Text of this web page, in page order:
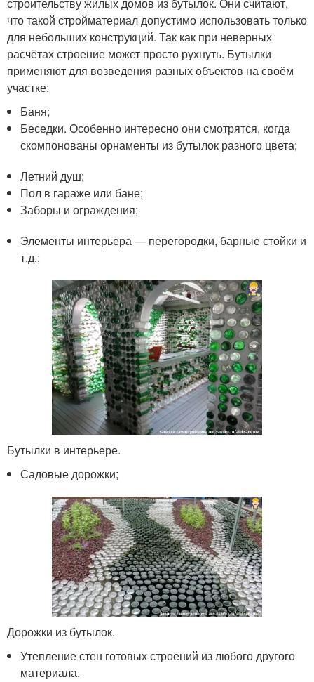
что такой стройматериал допустимо использовать только
для небольших конструкций. Так как при неверных
расчётах строение может просто рухнуть. Бутылки
применяют для возведения разных объектов на своём
участке:
Баня;
Беседки. Особенно интересно они смотрятся, когда
скомпонованы орнаменты из бутылок разного цвета;
Летний душ;
Пол в гараже или бане;
Заборы и ограждения;
Элементы интерьера — перегородки, барные стойки и
т.д.;
Бутылки в интерьере.
Садовые дорожки;
Дорожки из бутылок.
Утепление стен готовых строений из любого другого
материала.